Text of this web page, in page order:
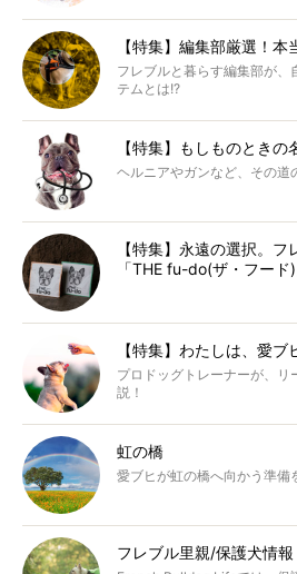
【特集】編集部厳選！
フレブルと暮らす編集部が、
テムとは!?
【特集】もしものときの
ヘルニアやガンなど、その道
【特集】永遠の選択。
「THE fu-do(ザ・フード)
【特集】わたしは、愛ブ
プロドッグトレーナーが、
説！
虹の橋
愛ブヒが虹の橋へ向かう準備
フレブル里親/保護犬情報